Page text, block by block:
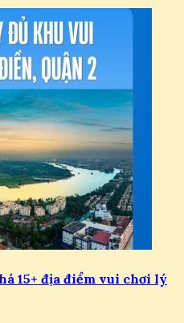
15+ địa điểm vui chơi lý